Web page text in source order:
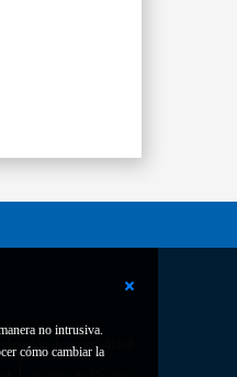
no intrusiva.
cómo cambiar la
de accesibilidad